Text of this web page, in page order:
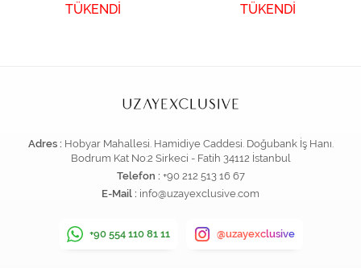
TÜKENDİ TÜKENDİ
Adres : Hobyar Mahallesi. Hamidiye Caddesi. Doğubank İş Hanı.
Bodrum Kat No:2 Sirkeci - Fatih 34112 İstanbul
Telefon : +90 212 513 16 67
E-Mail : info@uzayexclusive.com
+90 554 110 81 11 @uzayexclusive